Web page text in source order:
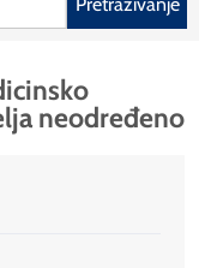
neodređeno